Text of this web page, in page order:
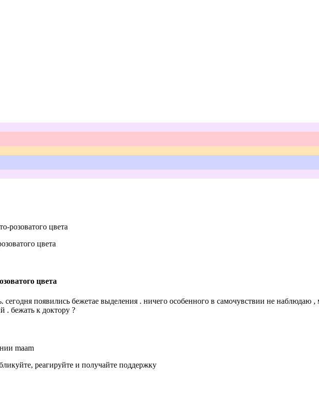
розоватого цвета
цвета
появились бежетае выделения . ничего особенного в самочувствии не наблюдаю
. бежать к доктору ?
maam
реагируйте и получайте поддержку